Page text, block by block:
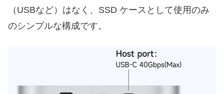
（USBなど）はなく、SSD ケースとして使用のみ
のシンプルな構成です。